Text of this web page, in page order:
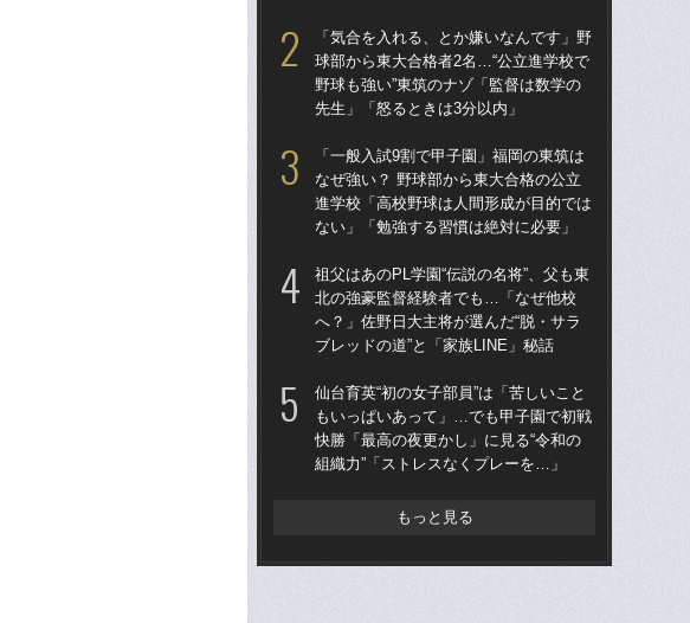
「気合を入れる、とか嫌いなんです」野
球部から東大合格者2名…“公立進学校で
野球も強い”東筑のナゾ「監督は数学の
先生」「怒るときは3分以内」
「一般入試9割で甲子園」福岡の東筑は
なぜ強い？ 野球部から東大合格の公立
進学校「高校野球は人間形成が目的では
ない」「勉強する習慣は絶対に必要」
祖父はあのPL学園“伝説の名将”、父も東
北の強豪監督経験者でも…「なぜ他校
へ？」佐野日大主将が選んだ“脱・サラ
ブレッドの道”と「家族LINE」秘話
仙台育英“初の女子部員”は「苦しいこと
もいっぱいあって」…でも甲子園で初戦
快勝「最高の夜更かし」に見る“令和の
組織力”「ストレスなくプレーを…」
もっと見る